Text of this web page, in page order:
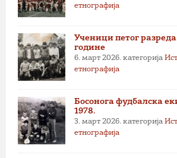
етнографија
Ученици петог
године
6. март 2026. категорија
етнографија
Босонога фудбалска
1978.
3. март 2026. категорија
етнографија